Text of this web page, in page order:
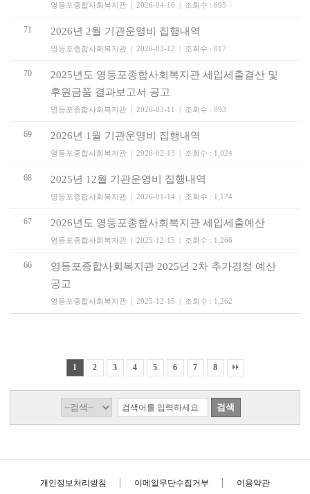
영등포종합사회복지관 | 2026-04-16 | 조회수 : 695
71 2026년 2월 기관운영비 집행내역
영등포종합사회복지관 | 2026-03-12 | 조회수 : 817
70
2025년도 영등포종합사회복지관 세입세출결산 및
후원금품 결과보고서 공고
영등포종합사회복지관 | 2026-03-11 | 조회수 : 993
69 2026년 1월 기관운영비 집행내역
영등포종합사회복지관 | 2026-02-13 | 조회수 : 1,024
68 2025년 12월 기관운영비 집행내역
영등포종합사회복지관 | 2026-01-14 | 조회수 : 1,174
67 2026년도 영등포종합사회복지관 세입세출예산
영등포종합사회복지관 | 2025-12-15 | 조회수 : 1,266
66
영등포종합사회복지관 2025년 2차 추가경정 예산
공고
영등포종합사회복지관 | 2025-12-15 | 조회수 : 1,262
1 2 3 4 5 6 7 8
개인정보처리방침 이메일무단수집거부 이용약관